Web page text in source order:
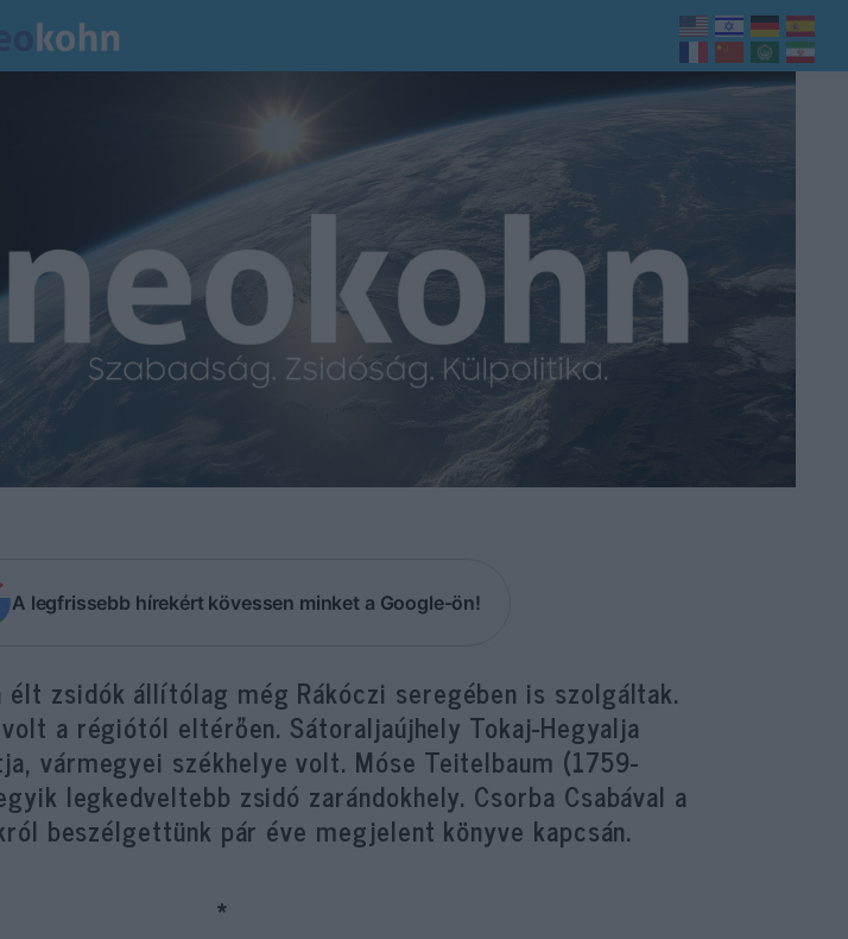
A legfrissebb hírekért kövessen minket a Google-ön!
élt zsidók állítólag még Rákóczi seregében is szolgáltak.
a régiótól eltérően. Sátoraljaújhely Tokaj-Hegyalja
vármegyei székhelye volt. Móse Teitelbaum (1759-
legkedveltebb zsidó zarándokhely. Csorba Csabával a
beszélgettünk pár éve megjelent könyve kapcsán.
*